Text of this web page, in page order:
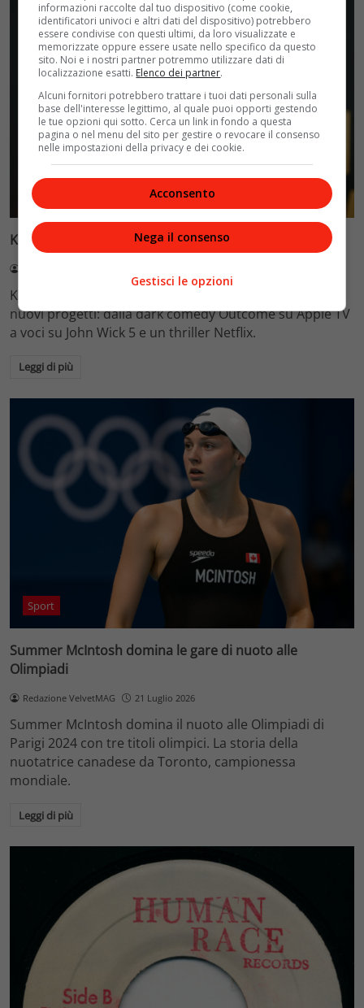
Cinema
Keanu Reeves torna al cinema con nuovo progetto
Keanu Reeves torna al cinema nel 2026 con almeno tre
nuovi progetti: dalla dark comedy Outcome su Apple TV
a voci su John Wick 5 e un thriller Netflix.
Leggi di più
Sport
Summer McIntosh domina le gare di nuoto alle
Olimpiadi
Redazione VelvetMAG 21 Luglio 2026
Summer McIntosh domina il nuoto alle Olimpiadi di
Parigi 2024 con tre titoli olimpici. La storia della
nuotatrice canadese da Toronto, campionessa
mondiale.
Leggi di più
informazioni raccolte dal tuo dispositivo (come cookie,
identificatori univoci e altri dati del dispositivo) potrebbero
essere condivise con questi ultimi, da loro visualizzate e
memorizzate oppure essere usate nello specifico da questo
sito. Noi e i nostri partner potremmo utilizzare dati di
localizzazione esatti. Elenco dei partner.
Alcuni fornitori potrebbero trattare i tuoi dati personali sulla
base dell'interesse legittimo, al quale puoi opporti gestendo
le tue opzioni qui sotto. Cerca un link in fondo a questa
pagina o nel menu del sito per gestire o revocare il consenso
nelle impostazioni della privacy e dei cookie.
Acconsento
Nega il consenso
Gestisci le opzioni